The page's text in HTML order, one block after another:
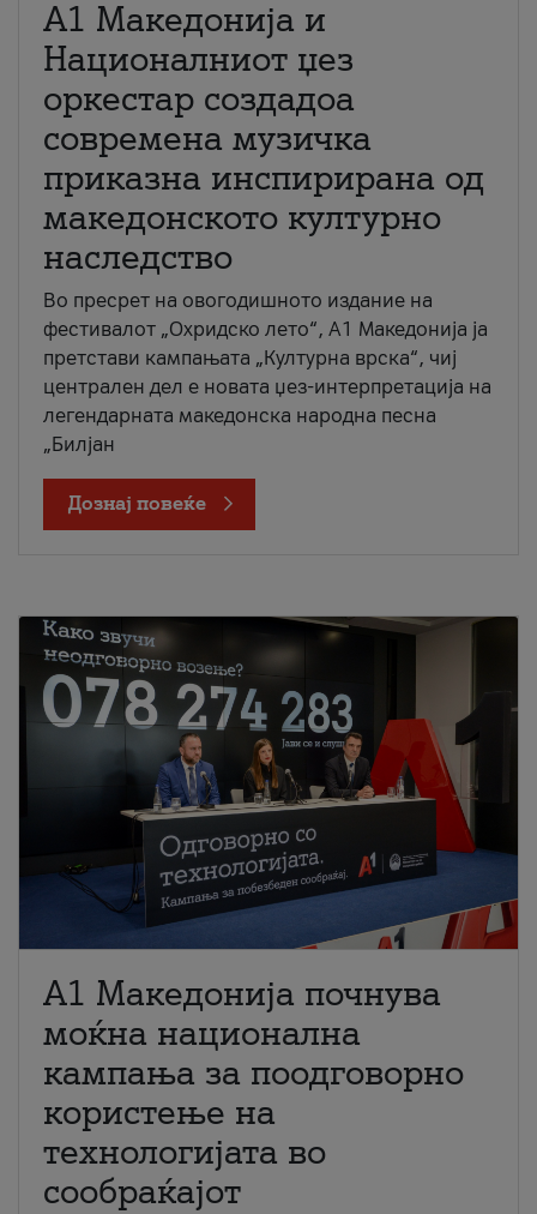
А1 Македонија и
Националниот џез
оркестар создадоа
современа музичка
приказна инспирирана од
македонското културно
наследство
Во пресрет на овогодишното издание на
фестивалот „Охридско лето“, А1 Македонија ја
претстави кампањата „Културна врска“, чиј
централен дел е новата џез-интерпретација на
легендарната македонска народна песна
„Билјан
Дознај повеќе
A1 Македонија почнува
моќна национална
кампања за поодговорно
користење на
технологијата во
сообраќајот